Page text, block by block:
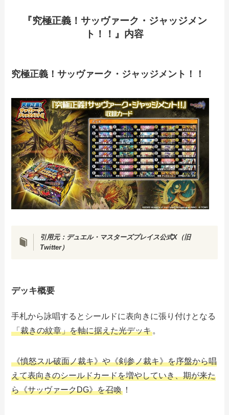
『究極正義！サッヴァーク・ジャッジメン
ト！！』内容
究極正義！サッヴァーク・ジャッジメント！！
引用元： デュエル・マスターズプレイス公式X（旧
Twitter）
デッキ概要
手札から詠唱するとシールドに表向きに張り付けとなる
「裁きの紋章」を軸に据えた光デッキ。
《憤怒スル破面ノ裁キ》や《剣参ノ裁キ》を序盤から唱
えて表向きのシールドカードを増やしていき、期が来た
ら《サッヴァークDG》を召喚 ！